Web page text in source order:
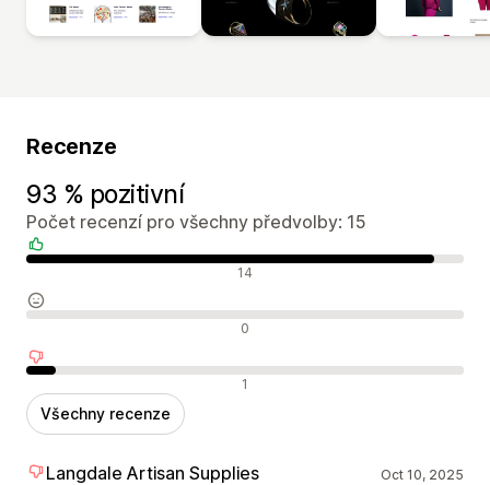
Recenze
93 % pozitivní
Počet recenzí pro všechny předvolby: 15
Pozitivní recenze 14
Neutrální recenze 0
Negativní recenze 1
Všechny recenze
Langdale Artisan Supplies Oct 10, 2025